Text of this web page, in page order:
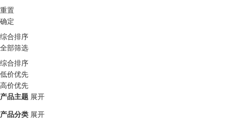
重置
确定
综合排序
全部筛选
综合排序
低价优先
高价优先
产品主题 展开
产品分类 展开